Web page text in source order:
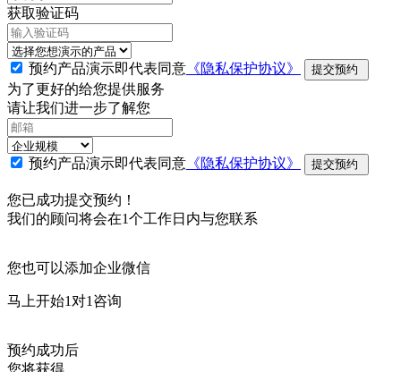
获取验证码
预约产品演示即代表同意 《隐私保护协议》 提交预约
为了更好的给您提供服务
请让我们进一步了解您
预约产品演示即代表同意 《隐私保护协议》 提交预约
您已成功提交预约！
我们的顾问将会在1个工作日内与您联系
您也可以添加企业微信
马上开始1对1咨询
预约成功后
您将获得